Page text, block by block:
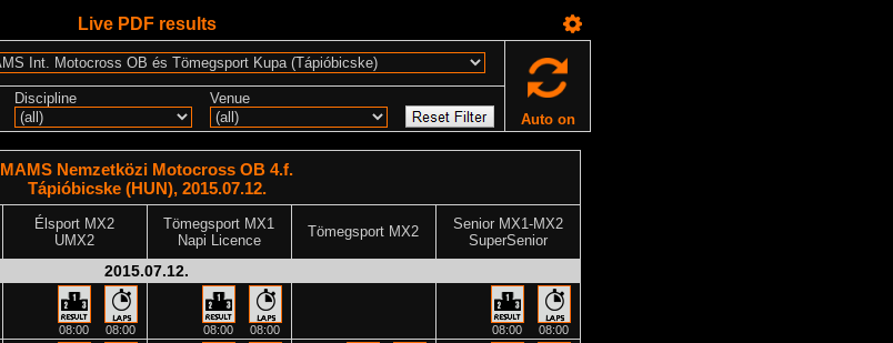
Live PDF results
Auto on
Discipline Venue
MAMS Nemzetközi Motocross OB 4.f.
Tápióbicske (HUN), 2015.07.12.
Élsport MX2
UMX2
Tömegsport MX1
Napi Licence
Tömegsport MX2
Senior MX1-MX2
SuperSenior
2015.07.12.
08:00 08:00 08:00 08:00 08:00 08:00